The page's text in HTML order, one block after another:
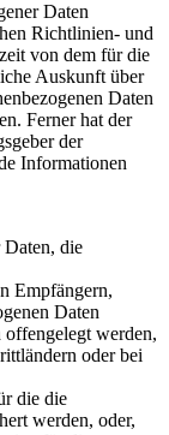
Daten
Richtlinien- und
von dem für die
Auskunft über
Daten
Ferner hat der
der
Informationen
Daten, die
Empfängern,
Daten
werden,
oder bei
die die
werden, oder,